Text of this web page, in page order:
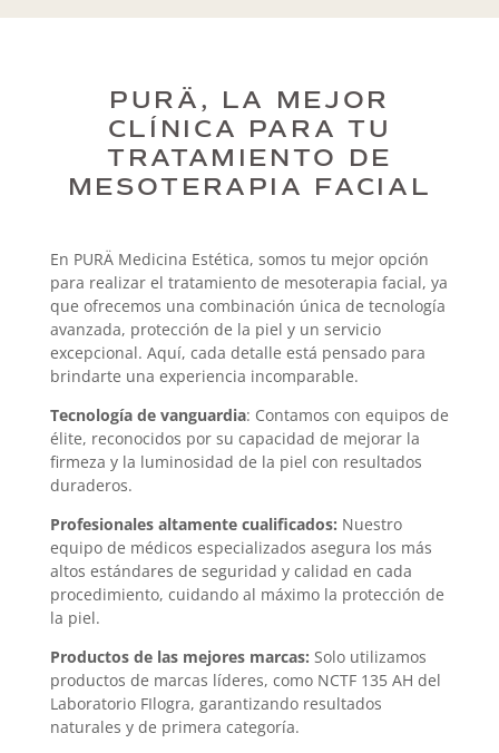
PURÄ, LA MEJOR
CLÍNICA PARA TU
TRATAMIENTO DE
MESOTERAPIA FACIAL
En PURÄ Medicina Estética, somos tu mejor opción
para realizar el tratamiento de mesoterapia facial, ya
que ofrecemos una combinación única de tecnología
avanzada, protección de la piel y un servicio
excepcional. Aquí, cada detalle está pensado para
brindarte una experiencia incomparable.
Tecnología de vanguardia: Contamos con equipos de
élite, reconocidos por su capacidad de mejorar la
firmeza y la luminosidad de la piel con resultados
duraderos.
Profesionales altamente cualificados: Nuestro
equipo de médicos especializados asegura los más
altos estándares de seguridad y calidad en cada
procedimiento, cuidando al máximo la protección de
la piel.
Productos de las mejores marcas: Solo utilizamos
productos de marcas líderes, como NCTF 135 AH del
Laboratorio FIlogra, garantizando resultados
naturales y de primera categoría.